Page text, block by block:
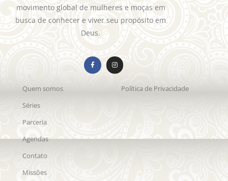
movimento global de mulheres e moças em
busca de conhecer e viver seu propósito em
Deus.
Quem somos
Séries
Parceria
Agendas
Contato
Missões
Política de Privacidade